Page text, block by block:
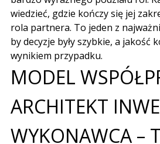
wiedzieć, gdzie kończy się jej
rola partnera. To jeden z
by decyzje były szybkie, a jakość
wynikiem przypadku.
MODEL
ARCHITEKT
WYKONAWCA –